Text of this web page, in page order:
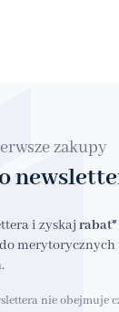
zakupy
i zyskaj rabat*
nie obejmuje